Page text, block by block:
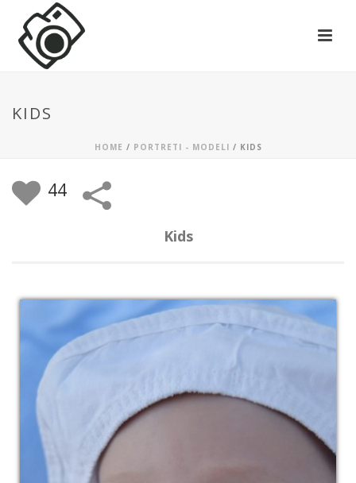
KIDS
HOME / PORTRETI - MODELI / KIDS
44
Kids